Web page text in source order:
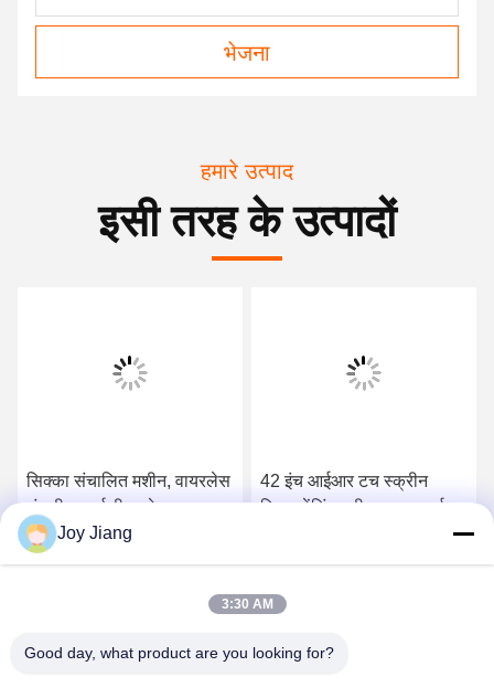
भेजना
हमारे उत्पाद
इसी तरह के उत्पादों
सिक्का संचालित मशीन, वायरलेस
चुंबकीय कार्ड रीडर के साथ
टिकट वेंडिंग मशीन
सर्वोत्तम मूल्य प्राप्त करें
42 इंच आईआर टच स्क्रीन
टिकट वेंडिंग मशीन वापस एलईडी
सर्वोत्तम मूल्य प्राप्त करें
Joy Jiang
3:30 AM
Good day, what product are you looking for?